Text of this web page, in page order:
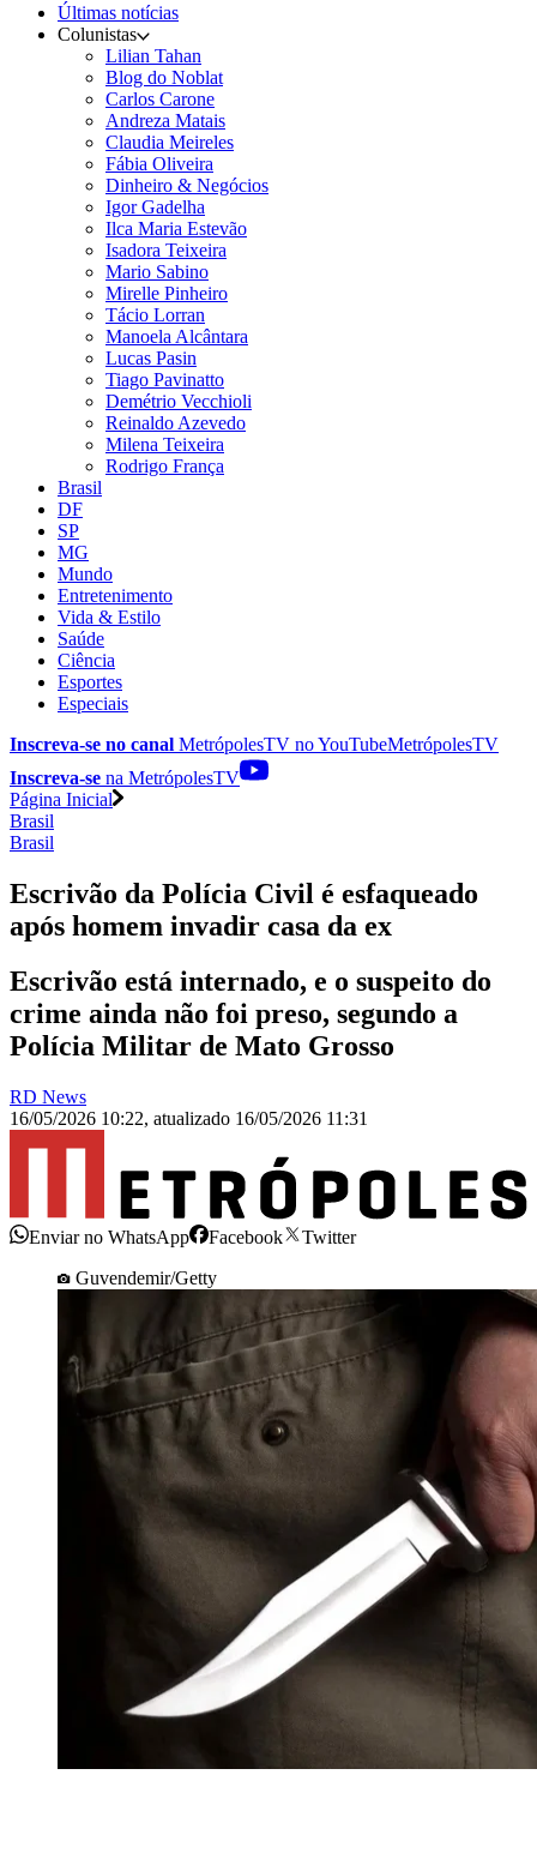
Últimas notícias
Colunistas
Lilian Tahan
Blog do Noblat
Carlos Carone
Andreza Matais
Claudia Meireles
Fábia Oliveira
Dinheiro & Negócios
Igor Gadelha
Ilca Maria Estevão
Isadora Teixeira
Mario Sabino
Mirelle Pinheiro
Tácio Lorran
Manoela Alcântara
Lucas Pasin
Tiago Pavinatto
Demétrio Vecchioli
Reinaldo Azevedo
Milena Teixeira
Rodrigo França
Brasil
DF
SP
MG
Mundo
Entretenimento
Vida & Estilo
Saúde
Ciência
Esportes
Especiais
Inscreva-se no canal MetrópolesTV noYouTubeMetrópolesTV
Inscreva-se na MetrópolesTV
Página Inicial
Brasil
Brasil
Escrivão da Polícia Civil é esfaqueado
após homem invadir casa da ex
Escrivão está internado, e o suspeito do
crime ainda não foi preso, segundo a
Polícia Militar de Mato Grosso
RD News
16/05/2026 10:22, atualizado 16/05/2026 11:31
Enviar no WhatsApp Facebook
Twitter
Guvendemir/Getty